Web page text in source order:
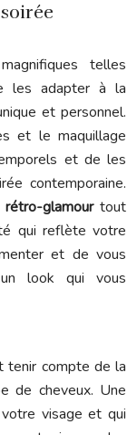
telles
les adapter à la
et personnel.
et le maquillage
et de les
contemporaine.
rétro-glamourtout
qui reflète votre
et de vous
look qui vous
tenir compte de la
de cheveux. Une
visage et qui